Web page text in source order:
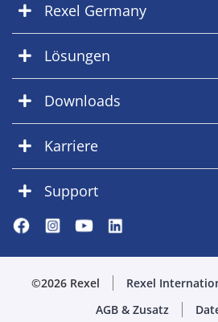
Rexel Germany
Lösungen
Downloads
Karriere
Support
©2026 Rexel Rexel
AGB & Zusatz